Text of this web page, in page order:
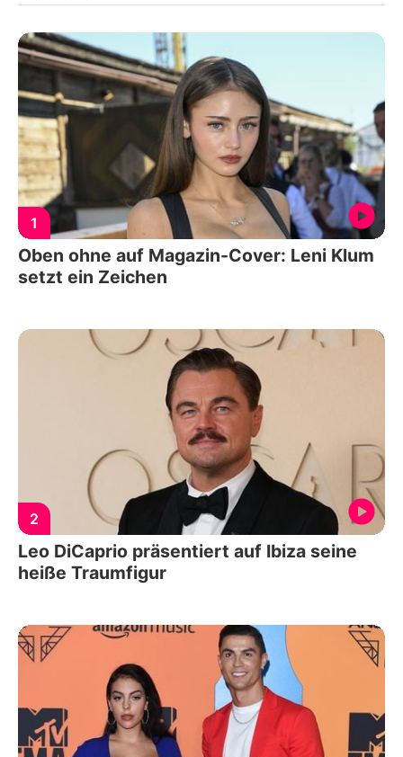
1
Oben ohne auf Magazin-Cover: Leni Klum
setzt ein Zeichen
2
Leo DiCaprio präsentiert auf Ibiza seine
heiße Traumfigur